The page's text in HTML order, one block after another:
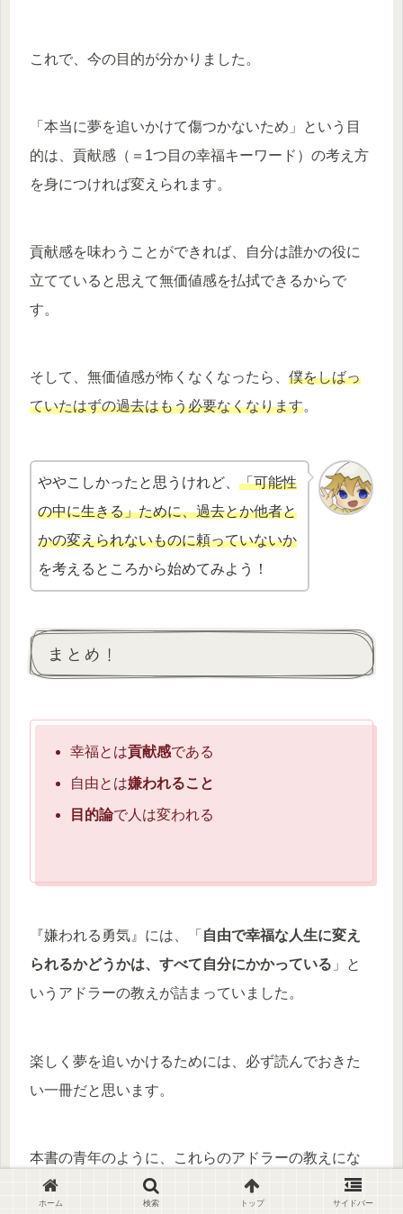
これで、今の目的が分かりました。
「本当に夢を追いかけて傷つかないため」という目
的は、貢献感（＝1つ目の幸福キーワード）の考え方
を身につければ変えられます。
貢献感を味わうことができれば、自分は誰かの役に
立てていると思えて無価値感を払拭できるからで
す。
そして、無価値感が怖くなくなったら、 僕をしばっ
ていたはずの過去はもう必要なくなります。
ややこしかったと思うけれど、 「可能性
の中に生きる」ために、過去とか他者と
かの変えられないものに頼っていないか
を考えるところから始めてみよう！
まとめ！
幸福とは貢献感である
自由とは嫌われること
目的論で人は変われる
『嫌われる勇気』には、「 自由で幸福な人生に変え
られるかどうかは、すべて自分にかかっている 」と
いうアドラーの教えが詰まっていました。
楽しく夢を追いかけるためには、必ず読んでおきた
い一冊だと思います。
本書の青年のように、これらのアドラーの教えにな
かなか納得できない方は、ぜひ『嫌われる勇気』を
ホーム 検索 トップ サイドバー